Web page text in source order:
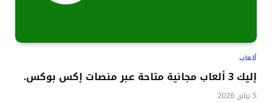
ألعاب
إليك 3 ألعاب مجانية متاحة عبر منصات إكس بوكس.
5 يناير, 2026